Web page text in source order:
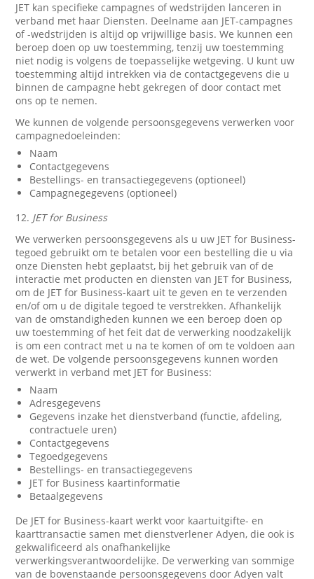
JET kan specifieke campagnes of wedstrijden lanceren in
verband met haar Diensten. Deelname aan JET-campagnes
of -wedstrijden is altijd op vrijwillige basis. We kunnen een
beroep doen op uw toestemming, tenzij uw toestemming
niet nodig is volgens de toepasselijke wetgeving. U kunt uw
toestemming altijd intrekken via de contactgegevens die u
binnen de campagne hebt gekregen of door contact met
ons op te nemen.
We kunnen de volgende persoonsgegevens verwerken voor
campagnedoeleinden:
Naam
Contactgegevens
Bestellings- en transactiegegevens (optioneel)
Campagnegegevens (optioneel)
12. JET for Business
We verwerken persoonsgegevens als u uw JET for Business-
tegoed gebruikt om te betalen voor een bestelling die u via
onze Diensten hebt geplaatst, bij het gebruik van of de
interactie met producten en diensten van JET for Business,
om de JET for Business-kaart uit te geven en te verzenden
en/of om u de digitale tegoed te verstrekken. Afhankelijk
van de omstandigheden kunnen we een beroep doen op
uw toestemming of het feit dat de verwerking noodzakelijk
is om een contract met u na te komen of om te voldoen aan
de wet. De volgende persoonsgegevens kunnen worden
verwerkt in verband met JET for Business:
Naam
Adresgegevens
Gegevens inzake het dienstverband (functie, afdeling,
contractuele uren)
Contactgegevens
Tegoedgegevens
Bestellings- en transactiegegevens
JET for Business kaartinformatie
Betaalgegevens
De JET for Business-kaart werkt voor kaartuitgifte- en
kaarttransactie samen met dienstverlener Adyen, die ook is
gekwalificeerd als onafhankelijke
verwerkingsverantwoordelijke. De verwerking van sommige
van de bovenstaande persoonsgegevens door Adyen valt